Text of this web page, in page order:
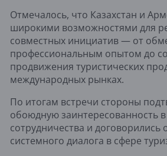
Отмечалось, что Казахстан и
широкими возможностями для
совместных инициатив — от
профессиональным опытом до
продвижения туристических
международных рынках.
По итогам встречи стороны
обоюдную заинтересованность в
сотрудничества и
системного диалога в сфере